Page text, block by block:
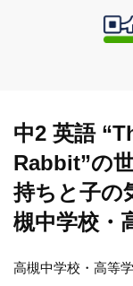
中2 英語
Rabbit”の
持ちと子の
槻中学校・
高槻中学校・高等